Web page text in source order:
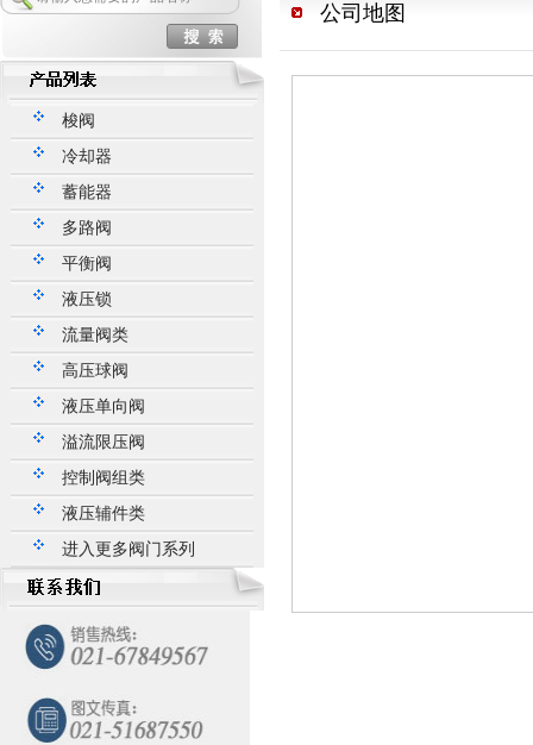
梭阀
冷却器
蓄能器
多路阀
平衡阀
液压锁
流量阀类
高压球阀
液压单向阀
溢流限压阀
控制阀组类
液压辅件类
进入更多阀门系列
公司地图